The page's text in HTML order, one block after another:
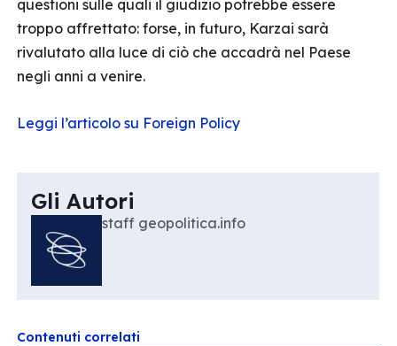
questioni sulle quali il giudizio potrebbe essere
troppo affrettato: forse, in futuro, Karzai sarà
rivalutato alla luce di ciò che accadrà nel Paese
negli anni a venire.
Leggi l’articolo su Foreign Policy
Gli Autori
staff geopolitica.info
Contenuti correlati